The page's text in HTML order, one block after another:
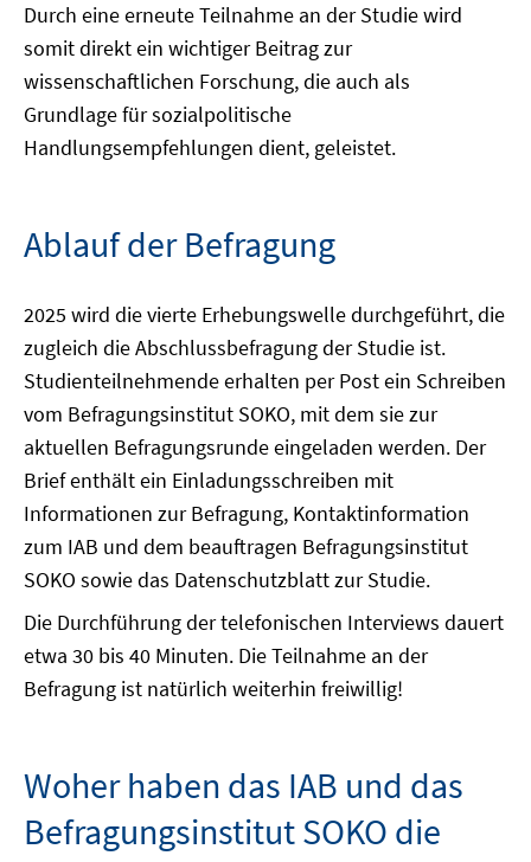
Durch eine erneute Teilnahme an der Studie wird
somit direkt ein wichtiger Beitrag zur
wissenschaftlichen Forschung, die auch als
Grundlage für sozialpolitische
Handlungsempfehlungen dient, geleistet.
Ablauf der Befragung
2025 wird die vierte Erhebungswelle durchgeführt, die
zugleich die Abschlussbefragung der Studie ist.
Studienteilnehmende erhalten per Post ein Schreiben
vom Befragungsinstitut SOKO, mit dem sie zur
aktuellen Befragungsrunde eingeladen werden. Der
Brief enthält ein Einladungsschreiben mit
Informationen zur Befragung, Kontaktinformation
zum IAB und dem beauftragen Befragungsinstitut
SOKO sowie das Datenschutzblatt zur Studie.
Die Durchführung der telefonischen Interviews dauert
etwa 30 bis 40 Minuten. Die Teilnahme an der
Befragung ist natürlich weiterhin freiwillig!
Woher haben das IAB und das
Befragungsinstitut SOKO die